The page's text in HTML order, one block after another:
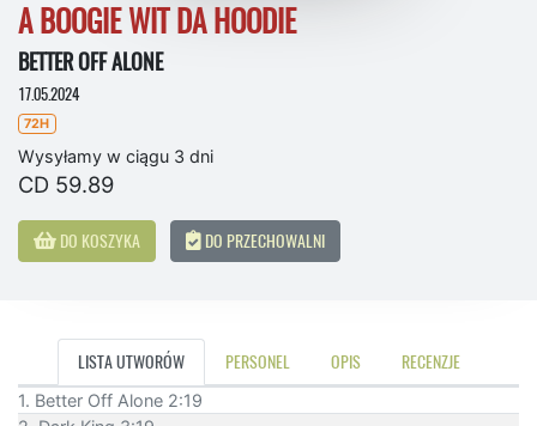
A BOOGIE WIT DA HOODIE
BETTER OFF ALONE
17.05.2024
72H
Wysyłamy w ciągu 3 dni
CD 59.89
DO KOSZYKA DO PRZECHOWALNI
LISTA UTWORÓW PERSONEL OPIS RECENZJE
1. Better Off Alone 2:19